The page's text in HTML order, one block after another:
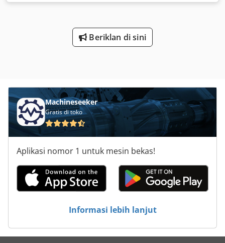
Beriklan di sini
Machineseeker
Gratis di toko
Aplikasi nomor 1 untuk mesin bekas!
Informasi lebih lanjut